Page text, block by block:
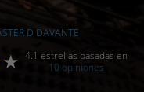
D DAVANTE
4.1 estrellas basadas en
10 opiniones